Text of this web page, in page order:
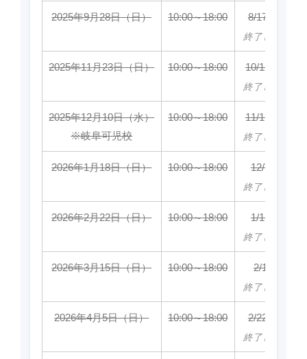
2025年9月28日（日） 10:00～18:00 8/17～9/14
終了しました
2025年11月23日（日） 10:00～18:00 10/12～11/9
終了しました
2025年12月10日（水）
※岐阜可児校
10:00～18:00 11/1～11/24
終了しました
2026年1月18日（日） 10:00～18:00 12/7～1/4
終了しました
2026年2月22日（日） 10:00～18:00 1/11～2/8
終了しました
2026年3月15日（日） 10:00～18:00 2/1～3/1
終了しました
2026年4月5日（日） 10:00～18:00 2/22～3/22
終了しました